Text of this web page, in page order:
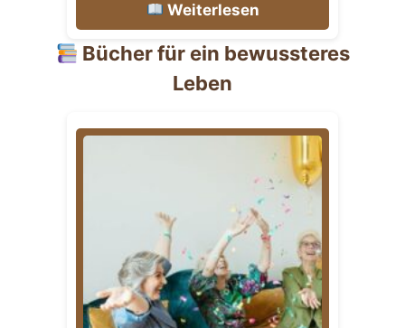
Weiterlesen
Bücher für ein bewussteres
Leben